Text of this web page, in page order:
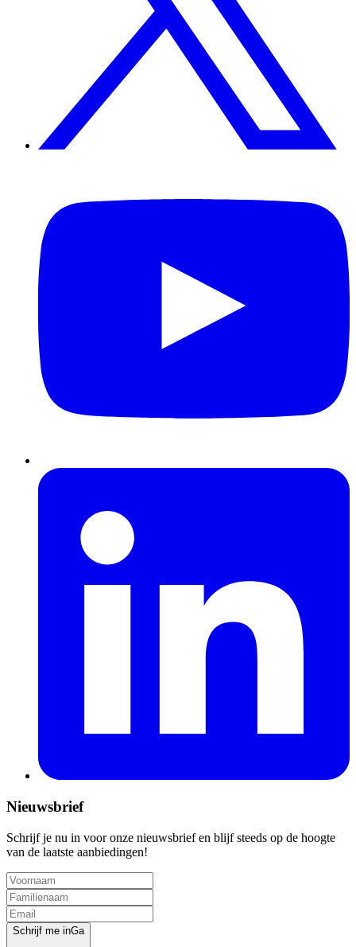
Nieuwsbrief
Schrijf je nu in voor onze nieuwsbrief en blijf steeds op de hoogte
van de laatste aanbiedingen!
Schrijf me inGa